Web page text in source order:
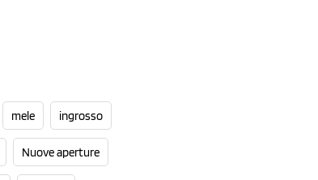
mele ingrosso
Nuove aperture